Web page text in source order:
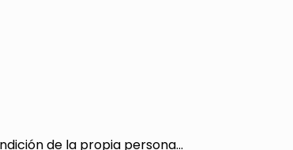
de la propia persona...